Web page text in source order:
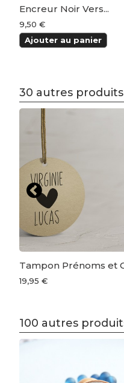
Encreur Noir Vers...
9,50 €
Ajouter au panier
30 autres
Tampon Prénoms et
19,95 €
100 autres